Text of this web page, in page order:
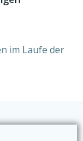
im Laufe der